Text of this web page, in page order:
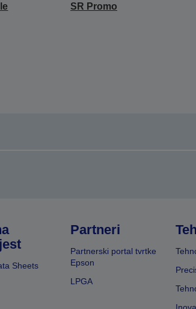
SR Promo
Sheets
Partneri
Partnerski portal tvrtke
Epson
LPGA